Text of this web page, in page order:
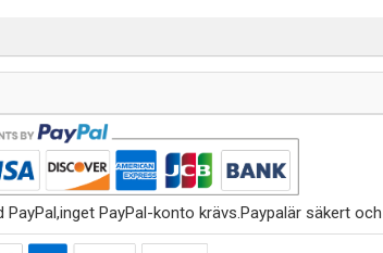
PayPal,inget PayPal-konto krävs.Paypalär säkert